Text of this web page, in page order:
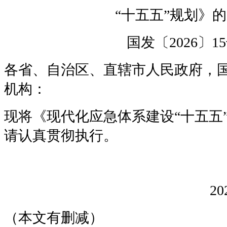
“十五五”规划》
国发〔2026〕 15
各省、自治区、直辖市人民政府，
机构：
现将《现代化应急体系建设“十五
请认真贯彻执行。
（本文有删减）